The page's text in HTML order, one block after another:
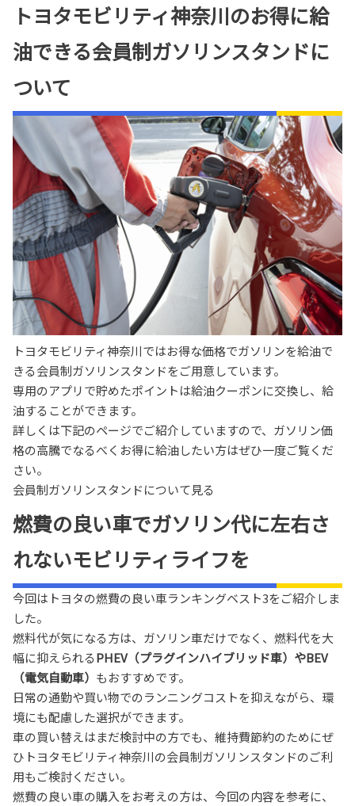
トヨタモビリティ神奈川のお得に給
油できる会員制ガソリンスタンドに
ついて
トヨタモビリティ神奈川ではお得な価格でガソリンを給油で
きる会員制ガソリンスタンドをご用意しています。
専用のアプリで貯めたポイントは給油クーポンに交換し、給
油することができます。
詳しくは下記のページでご紹介していますので、ガソリン価
格の高騰でなるべくお得に給油したい方はぜひ一度ご覧くだ
さい。
会員制ガソリンスタンドについて見る
燃費の良い車でガソリン代に左右さ
れないモビリティライフを
今回はトヨタの燃費の良い車ランキングベスト3をご紹介しま
した。
燃料代が気になる方は、ガソリン車だけでなく、燃料代を大
幅に抑えられるPHEV（プラグインハイブリッド車）やBEV
（電気自動車） もおすすめです。
日常の通勤や買い物でのランニングコストを抑えながら、環
境にも配慮した選択ができます。
車の買い替えはまだ検討中の方でも、維持費節約のためにぜ
ひトヨタモビリティ神奈川の会員制ガソリンスタンドのご利
用もご検討ください。
燃費の良い車の購入をお考えの方は、今回の内容を参考に、